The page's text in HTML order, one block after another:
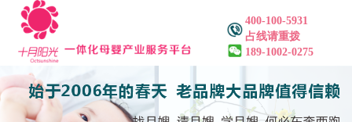
400-100-5931
占线请重拨
189-1002-0275